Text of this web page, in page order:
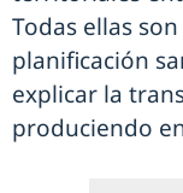
Todas ellas
planificación
explicar la
produciendo